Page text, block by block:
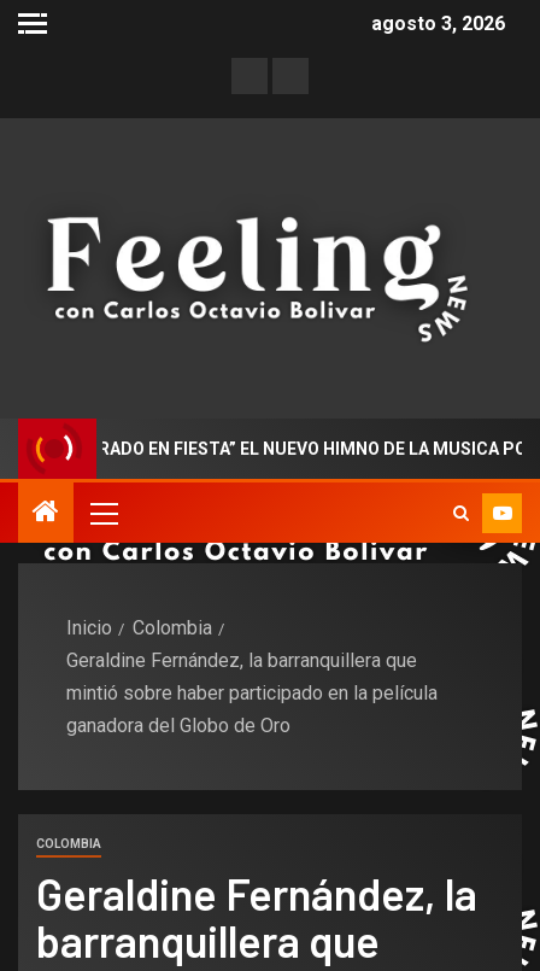
agosto 3, 2026
EN FIESTA” EL NUEVO HIMNO DE LA MUSICA POPULAR
Inicio
Colombia
Geraldine Fernández, la barranquillera que
mintió sobre haber participado en la película
ganadora del Globo de Oro
COLOMBIA
Geraldine Fernández, la
barranquillera que